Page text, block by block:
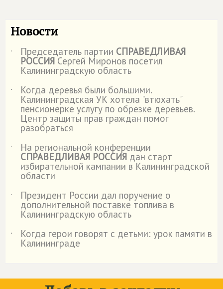
Новости
˙ Председатель партии СПРАВЕДЛИВАЯ
РОССИЯ Сергей Миронов посетил
Калининградскую область
˙
Когда деревья были большими.
Калининградская УК хотела "втюхать"
пенсионерке услугу по обрезке деревьев.
Центр защиты прав граждан помог
разобраться
˙
На региональной конференции
СПРАВЕДЛИВАЯ РОССИЯ дан старт
избирательной кампании в Калининградской
области
˙
Президент России дал поручение о
дополнительной поставке топлива в
Калининградскую область
˙
Когда герои говорят с детьми: урок памяти в
Калининграде